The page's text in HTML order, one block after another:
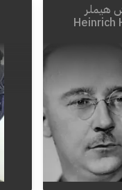
هيملر
Heinrich